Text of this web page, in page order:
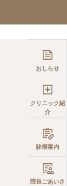

おしらせ

クリニック紹
介

診療案内

院長ごあいさ